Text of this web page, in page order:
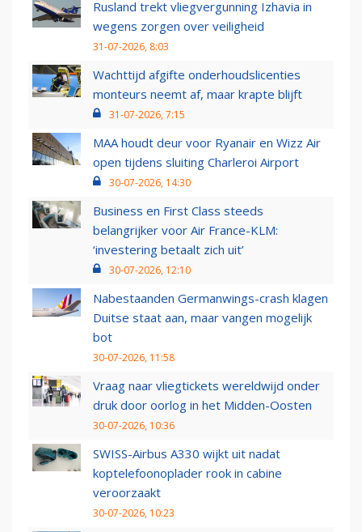
Rusland trekt vliegvergunning Izhavia in
wegens zorgen over veiligheid
31-07-2026, 8:03
Wachttijd afgifte onderhoudslicenties
monteurs neemt af, maar krapte blijft
31-07-2026, 7:15
MAA houdt deur voor Ryanair en Wizz Air
open tijdens sluiting Charleroi Airport
30-07-2026, 14:30
Business en First Class steeds
belangrijker voor Air France-KLM:
‘investering betaalt zich uit’
30-07-2026, 12:10
Nabestaanden Germanwings-crash klagen
Duitse staat aan, maar vangen mogelijk
bot
30-07-2026, 11:58
Vraag naar vliegtickets wereldwijd onder
druk door oorlog in het Midden-Oosten
30-07-2026, 10:36
SWISS-Airbus A330 wijkt uit nadat
koptelefoonoplader rook in cabine
veroorzaakt
30-07-2026, 10:23